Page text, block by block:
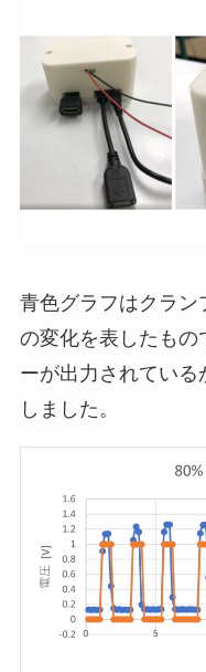
青色グラフはクラン
の変化を表したも
ーが出力されている
しました。